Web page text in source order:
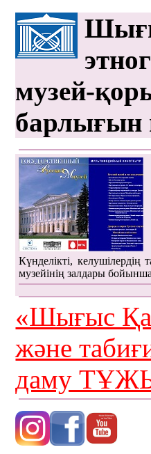
музей-
барлығын
Күнделікті,
музейінің залдары
«Шығыс
және
даму